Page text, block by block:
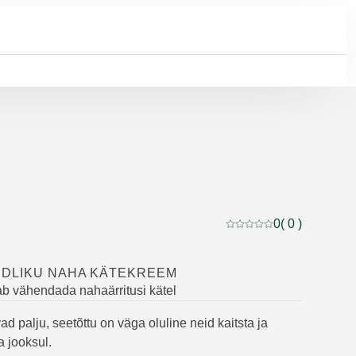
Praegune hinnang: 0
0( 0 )
NAHA KÄTEKREEM
vähendada nahaärritusi kätel
palju, seetõttu on väga oluline neid kaitsta ja
jooksul.